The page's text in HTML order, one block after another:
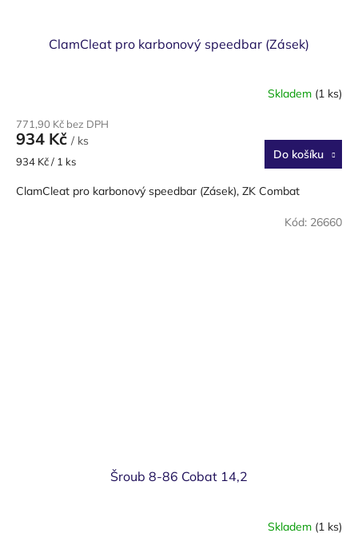
ClamCleat pro karbonový speedbar (Zásek)
Skladem (1 ks)
771,90 Kč bez DPH
934 Kč / ks
Měrná
934 Kč / 1 ks Do košíku
ClamCleat pro karbonový speedbar (Zásek), ZK Combat
Šroub 8-86 Cobat 14,2
Skladem (1 ks)
Kód: 26660